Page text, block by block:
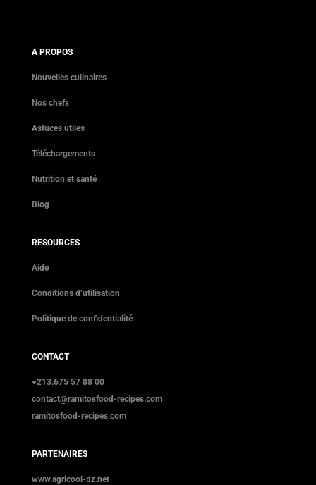
A PROPOS
Nouvelles culinaires
Nos chefs
Astuces utiles
Téléchargements
Nutrition et santé
Blog
RESOURCES
Aide
Conditions d’utilisation
Politique de confidentialité
CONTACT
+213.675 57 88 00
contact@ramitosfood-recipes.com
ramitosfood-recipes.com
PARTENAIRES
www.agricool-dz.net